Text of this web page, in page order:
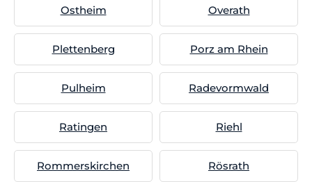
Ostheim Overath
Plettenberg Porz am Rhein
Pulheim Radevormwald
Ratingen Riehl
Rommerskirchen Rösrath